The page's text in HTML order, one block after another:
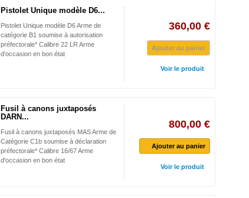
Pistolet Unique modèle D6...
Pistolet Unique modèle D6 Arme de
catégorie B1 soumise à autorisation
préfectorale* Calibre 22 LR Arme
d'occasion en bon état
360,00 €
Ajouter au panier
Voir le produit
Fusil à canons juxtaposés
DARN...
Fusil à canons juxtaposés MAS Arme de
Catégorie C1b soumise à déclaration
préfectorale* Calibre 16/67 Arme
d'occasion en bon état
800,00 €
Ajouter au panier
Voir le produit